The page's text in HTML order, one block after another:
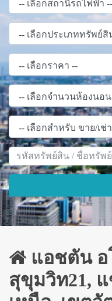
แอชตัน อ
สุขุมวิท21,